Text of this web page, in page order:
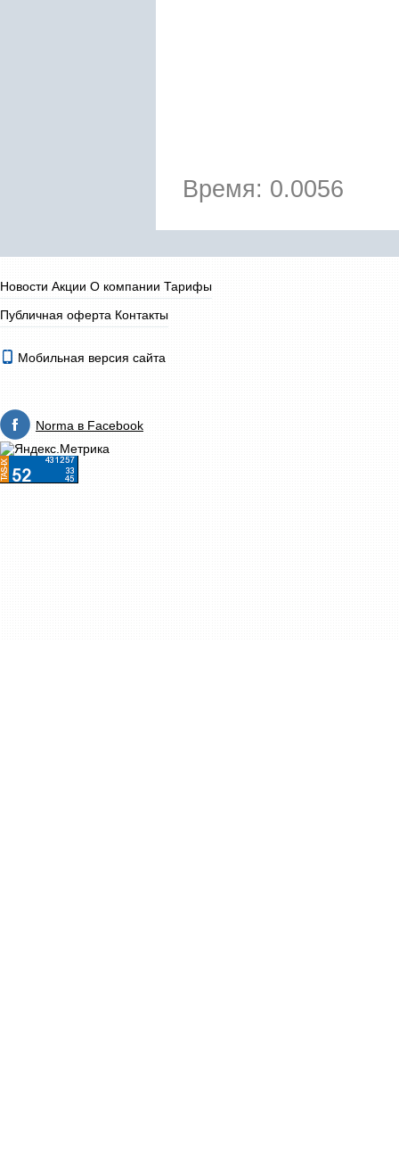
Время: 0.0056
Новости Акции О компании Тарифы
Публичная оферта Контакты
Мобильная версия сайта
Norma в Facebook